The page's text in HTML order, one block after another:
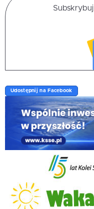
Udostępnij na Facebook